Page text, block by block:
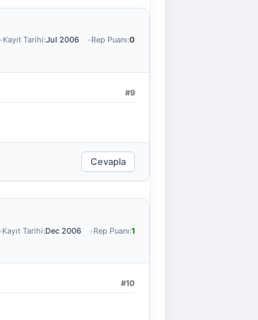
Kayıt Tarihi:Jul 2006 Rep Puanı:0
#9
Cevapla
Kayıt Tarihi:Dec 2006 Rep Puanı:1
#10